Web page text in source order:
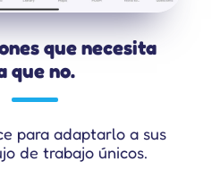
que necesita
que no.
para adaptarlo a sus
de trabajo únicos.